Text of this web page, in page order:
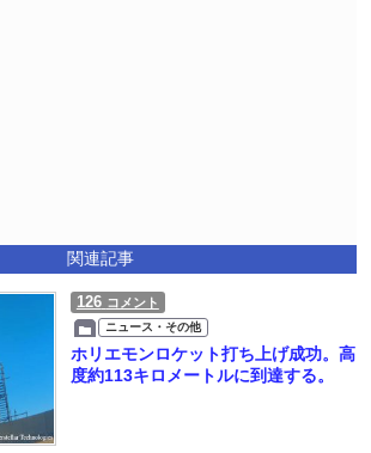
関連記事
126 コメント
ニュース・その他
ホリエモンロケット打ち上げ成功。高
度約113キロメートルに到達する。